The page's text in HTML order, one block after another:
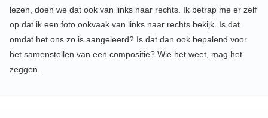
lezen, doen we dat ook van links naar rechts. Ik betrap me er zelf
op dat ik een foto ookvaak van links naar rechts bekijk. Is dat
omdat het ons zo is aangeleerd? Is dat dan ook bepalend voor
het samenstellen van een compositie? Wie het weet, mag het
zeggen.